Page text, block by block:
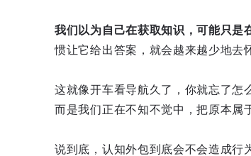
我们以为自己在获取知识，可能只是
惯让它给出答案，就会越来越少地去
这就像开车看导航久了，你就忘了怎
而是我们正在不知不觉中，把原本属
说到底，认知外包到底会不会造成行